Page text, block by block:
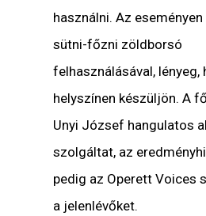
használni. Az
sütni-főzni zöldborsó
felhasználásával, lényeg,
helyszínen készüljön. A
Unyi József hangulatos
szolgáltat, az
pedig az Operett Voices
a jelenlévőket.